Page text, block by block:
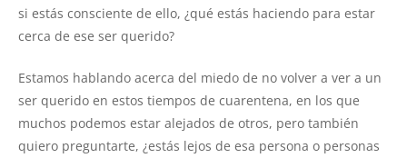
si estás consciente de ello, ¿qué estás haciendo para estar
cerca de ese ser querido?
Estamos hablando acerca del miedo de no volver a ver a un
ser querido en estos tiempos de cuarentena, en los que
muchos podemos estar alejados de otros, pero también
quiero preguntarte, ¿estás lejos de esa persona o personas